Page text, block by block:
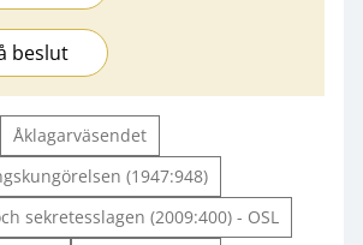
beslut
Åklagarväsendet
(1947:948)
sekretesslagen (2009:400) - OSL